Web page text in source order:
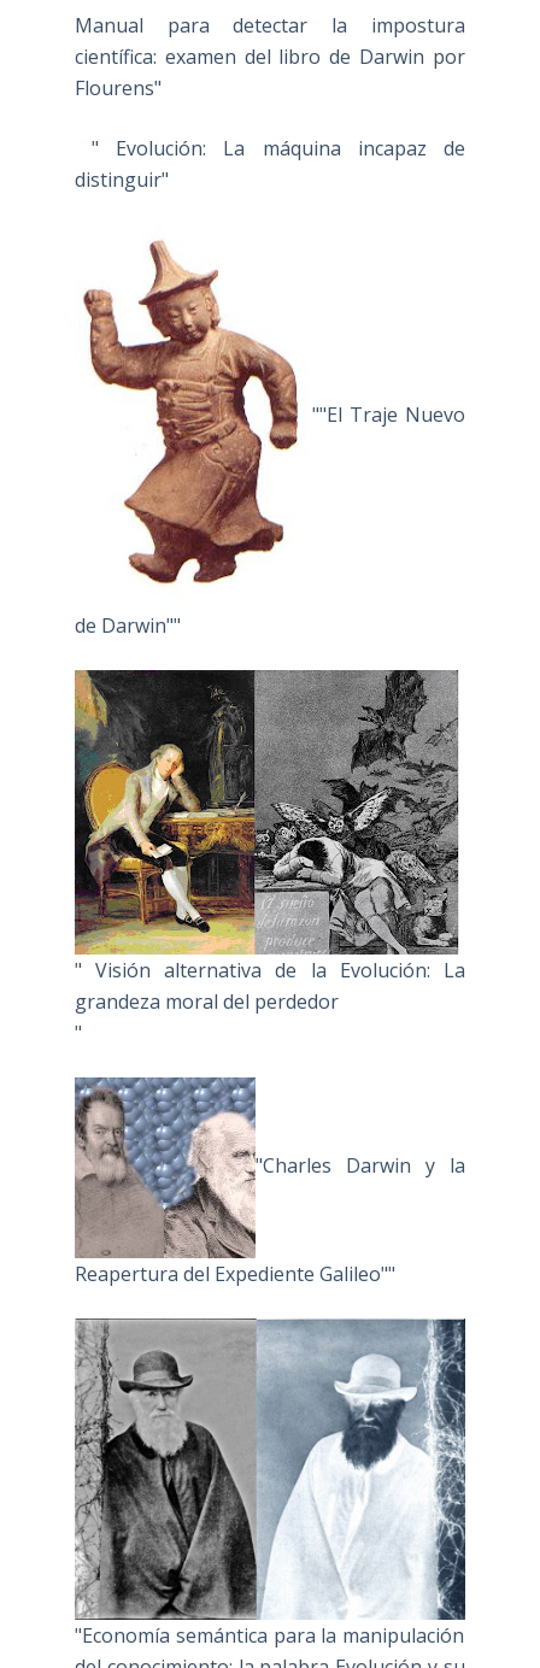
Manual para detectar la impostura
científica: examen del libro de Darwin por
Flourens"
" Evolución: La máquina incapaz de
distinguir"
""El Traje Nuevo
de Darwin""
" Visión alternativa de la Evolución: La
grandeza moral del perdedor
"
"Charles Darwin y la
Reapertura del Expediente Galileo""
"Economía semántica para la manipulación